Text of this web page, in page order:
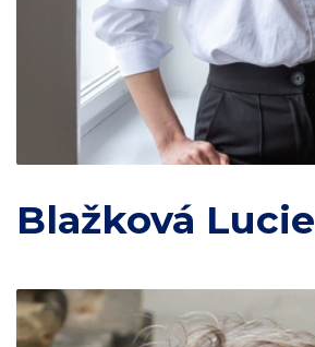
Blažková Lucie